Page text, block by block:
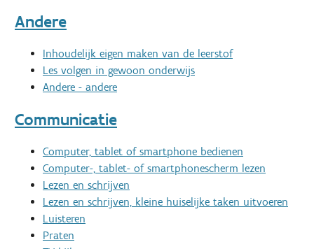
Andere
Inhoudelijk eigen maken van de leerstof
Les volgen in gewoon onderwijs
Andere - andere
Communicatie
Computer, tablet of smartphone bedienen
Computer-, tablet- of smartphonescherm lezen
Lezen en schrijven
Lezen en schrijven, kleine huiselijke taken uitvoeren
Luisteren
Praten